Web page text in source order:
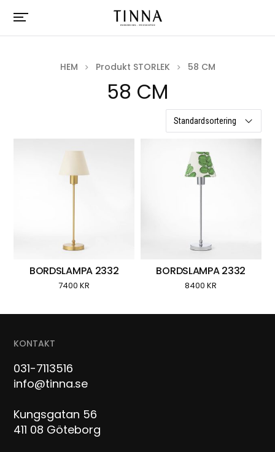
HEM Produkt STORLEK 58 CM
58 CM
BORDSLAMPA 2332
7400KR
BORDSLAMPA 2332
8400KR
KONTAKT
031-7113516
info@tinna.se
Kungsgatan 56
411 08 Göteborg